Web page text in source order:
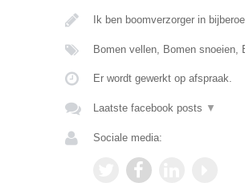
Ik ben boomverzorger in
Bomen vellen, Bomen snoeien,
Er wordt gewerkt op afspraak.
Laatste facebook posts ▼
Sociale media: